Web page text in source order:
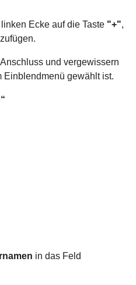
Ecke auf die Taste "+",
und vergewissern
Einblendmenü gewählt ist.
in das Feld